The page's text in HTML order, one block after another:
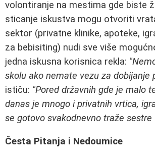
volontiranje na mestima gde biste
sticanje iskustva mogu otvoriti
sektor (privatne klinike, apoteke,
za bebisiting) nudi sve više
jedna iskusna korisnica rekla:
skolu ako nemate vezu za dobijanje
ističu: "Pored državnih gde je malo
danas je mnogo i privatnih vrtica,
se gotovo svakodnevno traže sestre
Česta Pitanja i Nedoumice